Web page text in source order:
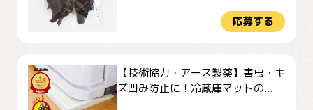
応募する
【技術協力・アース製薬】害虫・キ
ズ凹み防止に！冷蔵庫マットの...